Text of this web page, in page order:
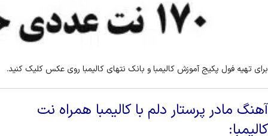
برای تهیه فول پکیج آموزش کالیمبا و بانک نتهای کالیمبا روی عکس کلیک کنید.
آهنگ مادر پرستار دلم با کالیمبا همراه نت
کالیمبا: